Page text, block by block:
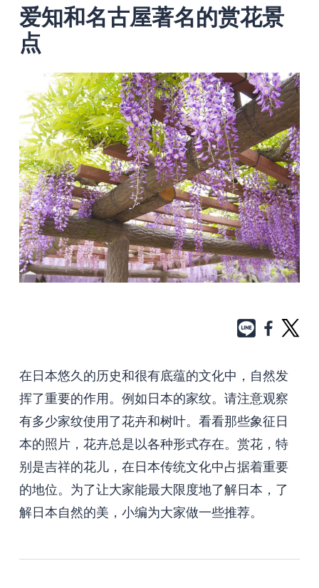
爱知和名古屋著名的赏花景
点
在日本悠久的历史和很有底蕴的文化中，自然发
挥了重要的作用。例如日本的家纹。请注意观察
有多少家纹使用了花卉和树叶。看看那些象征日
本的照片，花卉总是以各种形式存在。赏花，特
别是吉祥的花儿，在日本传统文化中占据着重要
的地位。为了让大家能最大限度地了解日本，了
解日本自然的美，小编为大家做一些推荐。